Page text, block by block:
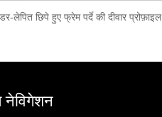
लेपित छिपे हुए फ्रेम पर्दे की दीवार प्रोफ़ाइल
नेविगेशन